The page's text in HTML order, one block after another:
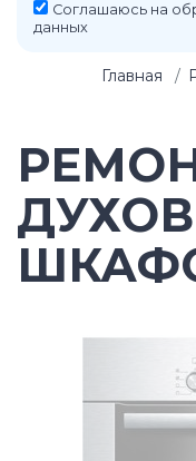
Соглашаюсь на
данных
Главная